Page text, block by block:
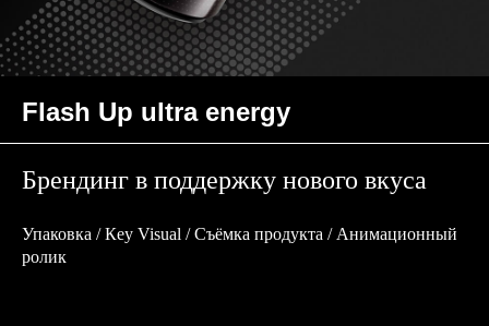
Flash Up ultra energy
Брендинг в поддержку нового вкуса
Упаковка / Кey Visual / Съёмка продукта / Анимационный
ролик